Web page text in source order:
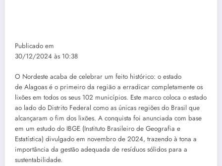
Publicado em
30/12/2024 às 10:38
O Nordeste acaba de celebrar um feito histórico: o estado
de Alagoas é o primeiro da região a erradicar completamente os
lixões em todos os seus 102 municípios. Este marco coloca o estado
ao lado do Distrito Federal como as únicas regiões do Brasil que
alcançaram o fim dos lixões. A conquista foi anunciada com base
em um estudo do IBGE (Instituto Brasileiro de Geografia e
Estatística) divulgado em novembro de 2024, trazendo à tona a
importância da gestão adequada de resíduos sólidos para a
sustentabilidade.